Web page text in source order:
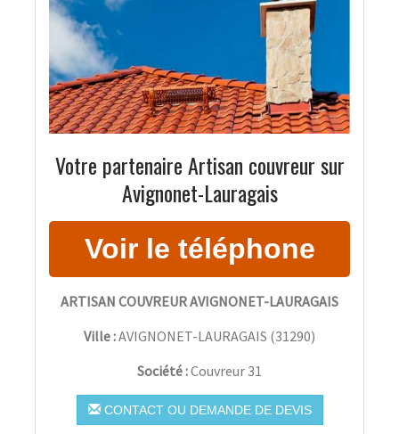
Votre partenaire Artisan couvreur sur
Avignonet-Lauragais
ARTISAN COUVREUR AVIGNONET-LAURAGAIS
Ville :AVIGNONET-LAURAGAIS (31290)
Société :Couvreur 31
CONTACT OU DEMANDE DE DEVIS